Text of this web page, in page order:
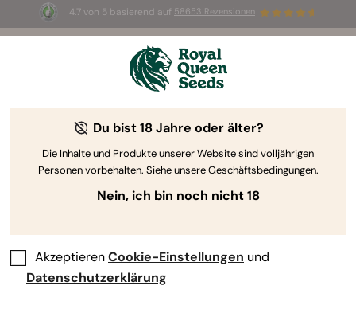
4.7 von 5 basierend auf 58653 Rezensionen
☀️ Sommer-Sale: Bis zu 50 % Rabatt
auf ausgewählte Produkte! ⏤
The RQS Blog
Du bist 18 Jahre oder älter?
Die Inhalte und Produkte unserer Website sind volljährigen
Personen vorbehalten. Siehe unsere Geschäftsbedingungen.
Nein, ich bin noch nicht 18
AkzeptierenCookie-Einstellungen und
Datenschutzerklärung